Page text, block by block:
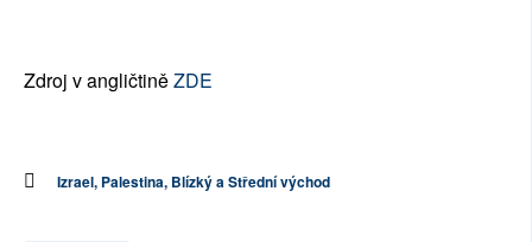
Zdroj v angličtiněZDE
Izrael, Palestina, Blízký a Střední východ